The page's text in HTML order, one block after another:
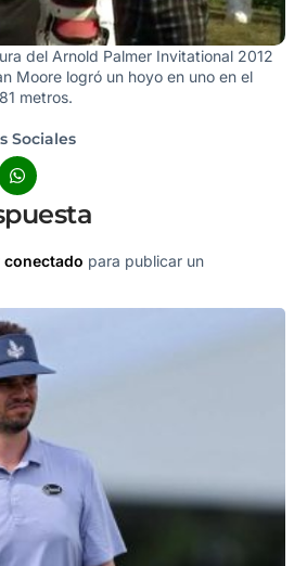
del Arnold Palmer Invitational 2012
Moore logró un hoyo en uno en el
metros.
Sociales
conectado para publicar un